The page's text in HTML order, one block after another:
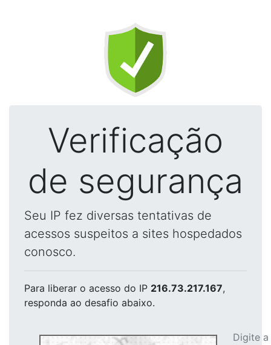
Verificação
de segurança
Seu IP fez diversas tentativas de
acessos suspeitos a sites hospedados
conosco.
Para liberar o acesso do IP 216.73.217.167,
responda ao desafio abaixo.
Digite